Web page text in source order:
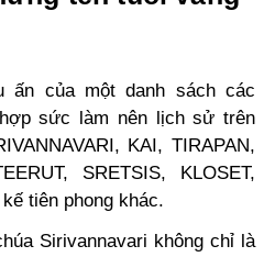
ấn của một danh sách các
sức làm nên lịch sử trên
KAI, TIRAPAN,
SRETSIS, KLOSET,
tiên phong khác.
Sirivannavari không chỉ là